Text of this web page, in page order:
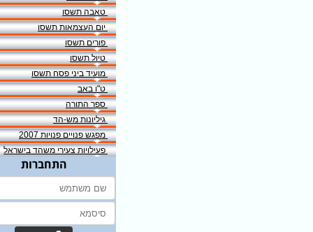
טאבה תשסו
יום העצמאות תשסו
פורים תשסו
טיול תשסו
מועיד ביני פסח תשסו
ט"ו באב
ספר התורה
גיליונות מש-הד
מפגש פנויים פנויות 2007
פעילויות צעירי משהד בישראל
התחברות